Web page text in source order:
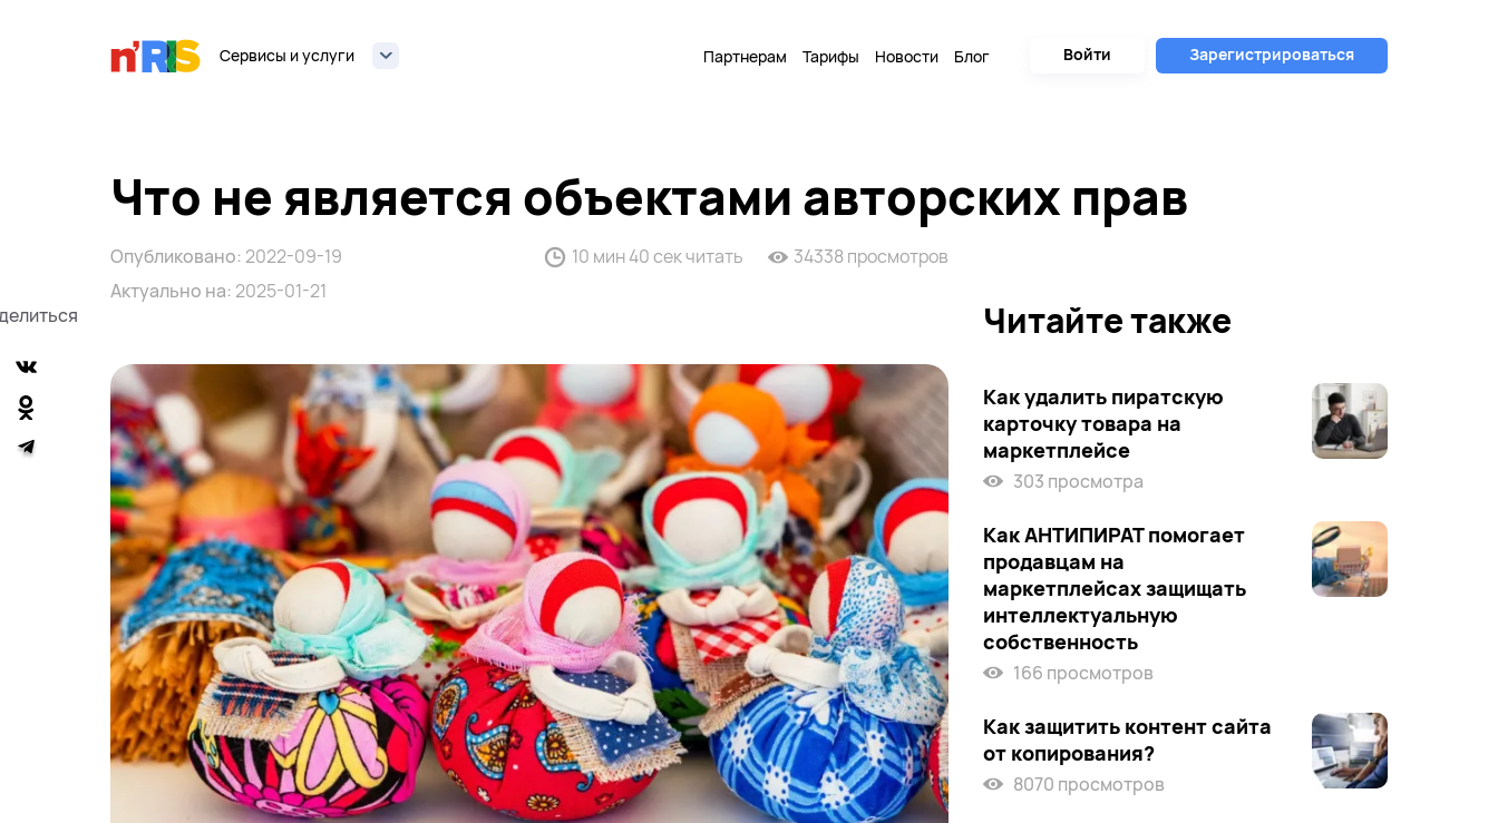
Сервисы и услуги Партнерам Тарифы Новости Блог Войти Зарегистрироваться
Что не является объектами авторских прав
Опубликовано: 2022-09-19
Актуально на: 2025-01-21
10 мин 40 сек читать 34338 просмотров
Читайте также
Как удалить пиратскую
карточку товара на
маркетплейсе
303 просмотра
Как АНТИПИРАТ помогает
продавцам на
маркетплейсах защищать
интеллектуальную
собственность
166 просмотров
Как защитить контент сайта
от копирования?
8070 просмотров